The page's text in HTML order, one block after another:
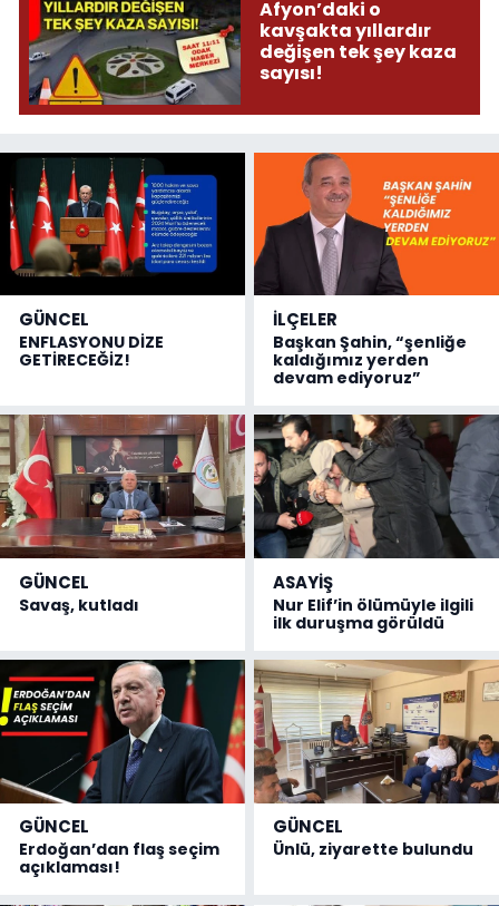
Afyon’daki o
kavşakta yıllardır
değişen tek şey kaza
sayısı!
GÜNCEL
ENFLASYONU DİZE
GETİRECEĞİZ!
İLÇELER
Başkan Şahin, “şenliğe
kaldığımız yerden
devam ediyoruz”
GÜNCEL
Savaş, kutladı
ASAYİŞ
Nur Elif’in ölümüyle ilgili
ilk duruşma görüldü
GÜNCEL
Erdoğan’dan flaş seçim
açıklaması!
GÜNCEL
Ünlü, ziyarette bulundu